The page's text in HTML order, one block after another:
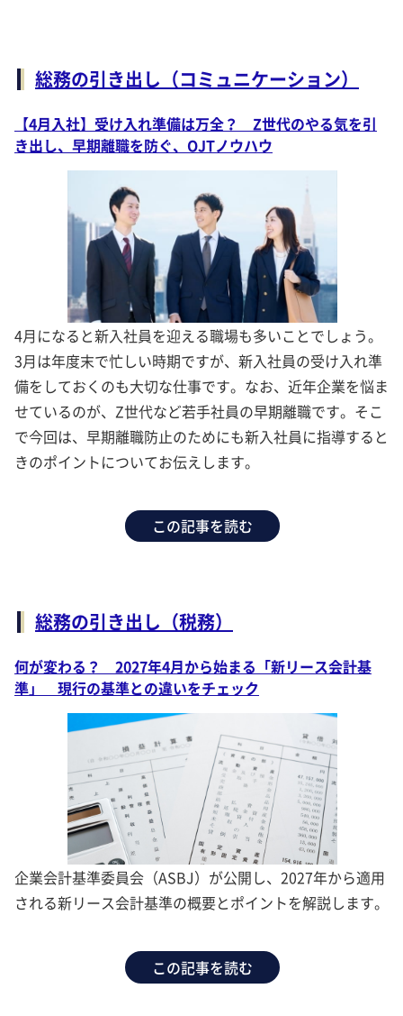
総務の引き出し（コミュニケーション）
【4月入社】受け入れ準備は万全？ Z世代のやる気を引
き出し、早期離職を防ぐ、OJTノウハウ
4月になると新入社員を迎える職場も多いことでしょう。
3月は年度末で忙しい時期ですが、新入社員の受け入れ準
備をしておくのも大切な仕事です。なお、近年企業を悩ま
せているのが、Z世代など若手社員の早期離職です。そこ
で今回は、早期離職防止のためにも新入社員に指導すると
きのポイントについてお伝えします。
この記事を読む
総務の引き出し（税務）
何が変わる？ 2027年4月から始まる「新リース会計基
準」 現行の基準との違いをチェック
企業会計基準委員会（ASBJ）が公開し、2027年から適用
される新リース会計基準の概要とポイントを解説します。
この記事を読む